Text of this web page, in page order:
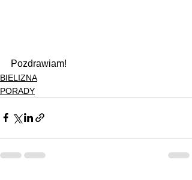
Pozdrawiam!
BIELIZNA
PORADY